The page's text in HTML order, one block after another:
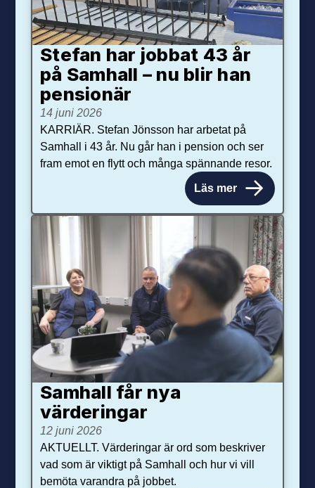
Stefan har jobbat 43 år
på Samhall – nu blir han
pensionär
14 juni 2026
KARRIÄR. Stefan Jönsson har arbetat på
Samhall i 43 år. Nu går han i pension och ser
fram emot en flytt och många spännande resor.
Läs mer
Samhall får nya
värdering­ar
12 juni 2026
AKTUELLT. Värderingar är ord som beskriver
vad som är viktigt på Samhall och hur vi vill
bemöta varandra på jobbet.